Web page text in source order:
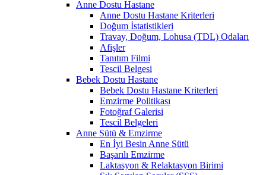
Anne Dostu Hastane
Anne Dostu Hastane Kriterleri
Doğum İstatistikleri
Travay, Doğum, Lohusa (TDL) Odaları
Afişler
Tanıtım Filmi
Tescil Belgesi
Bebek Dostu Hastane
Bebek Dostu Hastane Kriterleri
Emzirme Politikası
Fotoğraf Galerisi
Tescil Belgeleri
Anne Sütü & Emzirme
En İyi Besin Anne Sütü
Başarılı Emzirme
Laktasyon & Relaktasyon Birimi